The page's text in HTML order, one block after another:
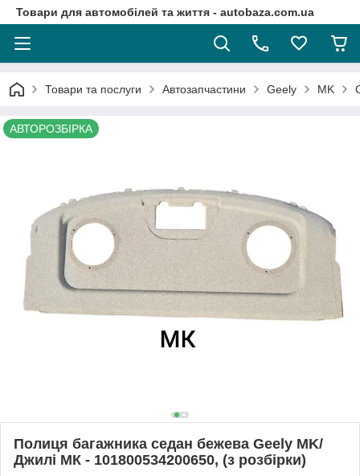
Товари для автомобілей та життя - autobaza.com.ua
Товари та послуги Автозапчастини Geely MK
АВТОРОЗБІРКА
Полиця багажника седан бежева Geely MK/
Джилі МК - 101800534200650, (з розбірки)